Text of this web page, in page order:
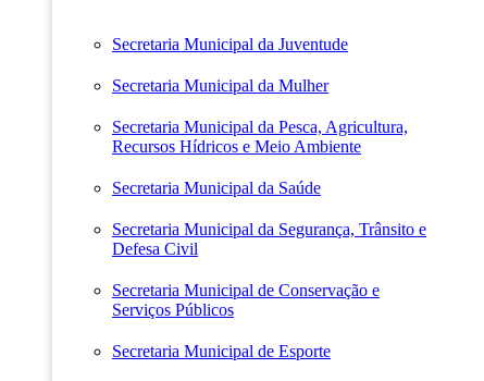
Secretaria Municipal da Juventude
Secretaria Municipal da Mulher
Secretaria Municipal da Pesca, Agricultura,
Recursos Hídricos e Meio Ambiente
Secretaria Municipal da Saúde
Secretaria Municipal da Segurança, Trânsito e
Defesa Civil
Secretaria Municipal de Conservação e
Serviços Públicos
Secretaria Municipal de Esporte